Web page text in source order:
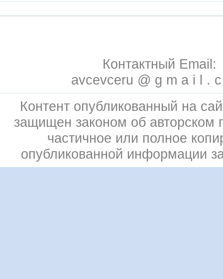
Контактный Email:
avcevceru @ g m a i l .
Контент опубликованный на
защищен законом об авторском
частичное или полное
опубликованной информации